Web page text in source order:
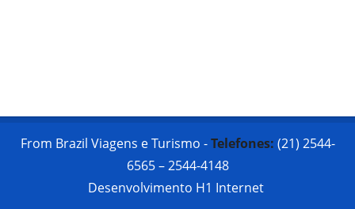
From Brazil Viagens e Turismo -Telefones: (21) 2544-
6565 – 2544-4148
Desenvolvimento H1 Internet